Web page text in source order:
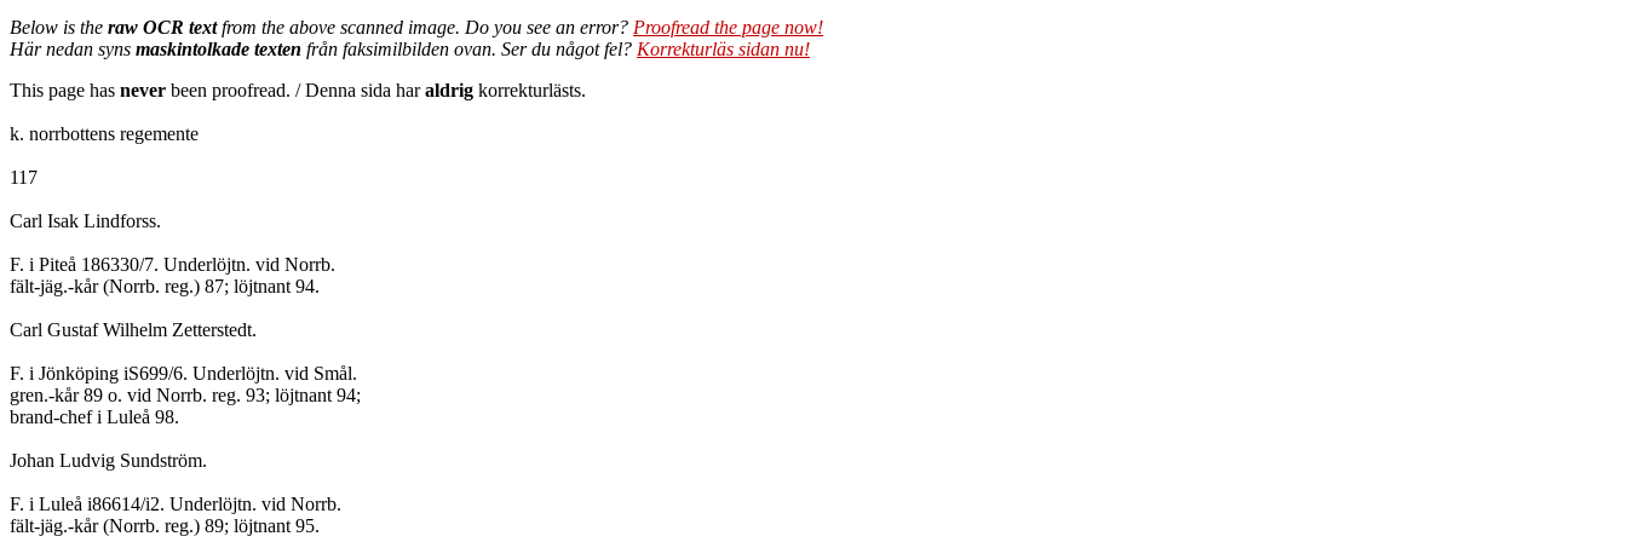
Below is the raw OCR textfrom the above scanned image. Do you see an error? Proofread the page now!
Här nedan syns maskintolkade texten från faksimilbilden ovan. Ser du något fel? Korrekturläs sidan nu!
This page has never been proofread. / Denna sida haraldrig korrekturlästs.
k. norrbottens regemente
117
Carl Isak Lindforss.
F. i Piteå 186330/7. Underlöjtn. vid Norrb.
fält-jäg.-kår (Norrb. reg.) 87; löjtnant 94.
Carl Gustaf Wilhelm Zetterstedt.
F. i Jönköping iS699/6. Underlöjtn. vid Smål.
gren.-kår 89 o. vid Norrb. reg. 93; löjtnant 94;
brand-chef i Luleå 98.
Johan Ludvig Sundström.
F. i Luleå i86614/i2. Underlöjtn. vid Norrb.
fält-jäg.-kår (Norrb. reg.) 89; löjtnant 95.